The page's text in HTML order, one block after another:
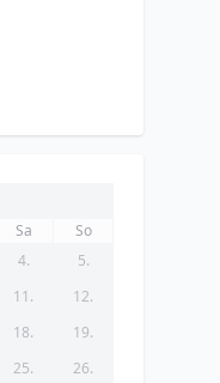
Sa
So
4.
5.
11.
12.
18.
19.
25.
26.